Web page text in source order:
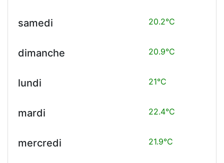
samedi 20.2°C
dimanche 20.9°C
lundi 21°C
mardi 22.4°C
mercredi 21.9°C